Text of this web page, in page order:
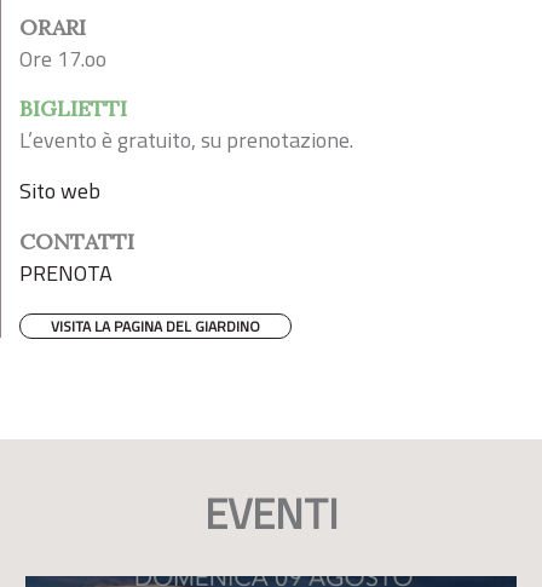
ORARI
Ore 17.oo
BIGLIETTI
L’evento è gratuito, su prenotazione.
Sito web
CONTATTI
PRENOTA
VISITA LA PAGINA DEL GIARDINO
EVENTI